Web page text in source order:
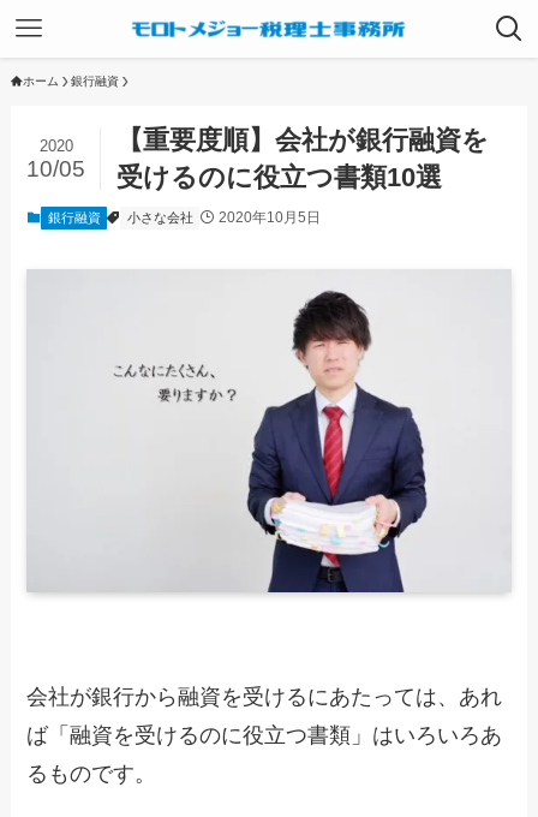
ホーム 銀行融資
【重要度順】会社が銀行融資を
受けるのに役立つ書類10選
2020
10/05
銀行融資 小さな会社 2020年10月5日
会社が銀行から融資を受けるにあたっては、あれ
ば「融資を受けるのに役立つ書類」はいろいろあ
るものです。